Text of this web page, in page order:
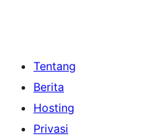
Tentang
Berita
Hosting
Privasi